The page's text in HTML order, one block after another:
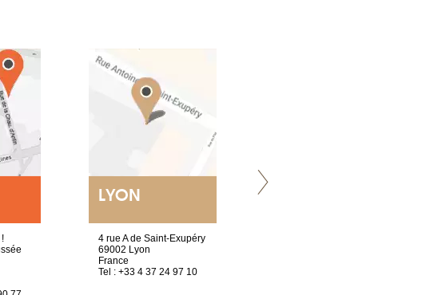
LYON
4 rue A de Saint-Exupéry
69002 Lyon
France
Tel : +33 4 37 24 97 10